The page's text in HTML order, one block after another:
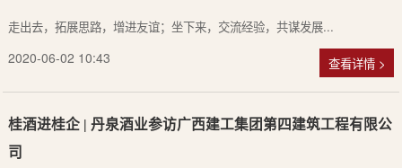
走出去，拓展思路，增进友谊；坐下来，交流经验，共谋发展...
2020-06-02 10:43 查看详情 >
桂酒进桂企 | 丹泉酒业参访广西建工集团第四建筑工程有限公
司